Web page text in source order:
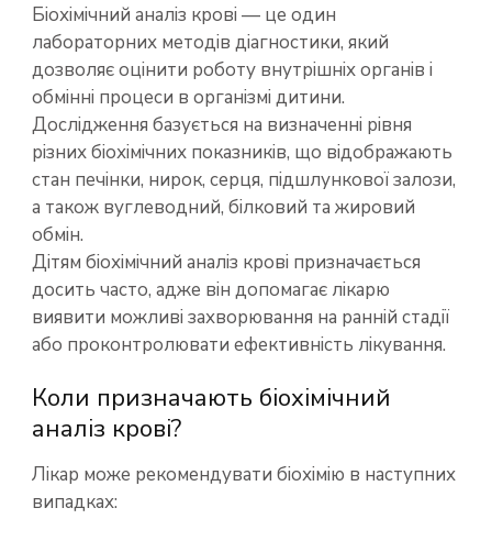
Біохімічний аналіз крові — це один
лабораторних методів діагностики, який
дозволяє оцінити роботу внутрішніх органів і
обмінні процеси в організмі дитини.
Дослідження базується на визначенні рівня
різних біохімічних показників, що відображають
стан печінки, нирок, серця, підшлункової залози,
а також вуглеводний, білковий та жировий
обмін.
Дітям біохімічний аналіз крові призначається
досить часто, адже він допомагає лікарю
виявити можливі захворювання на ранній стадії
або проконтролювати ефективність лікування.
Коли призначають біохімічний
аналіз крові?
Лікар може рекомендувати біохімію в наступних
випадках: